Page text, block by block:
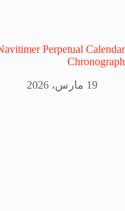
Perpetual Calendar
Chronograph
19 مارس، 2026